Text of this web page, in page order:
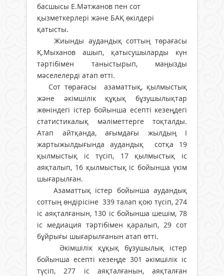
басшысы Е.Мәтжанов пен сот
қызметкерлері және БАҚ өкілдері
қатысты.
Жиынды аудандық соттың төрағасы
Қ.Мыханов ашып, қатысушыларды күн
тәртібімен таныстырып, маңызды
мәселелерді атап өтті.
Сот төрағасы азаматтық, қылмыстық
және әкімшілік құқық бұзушылықтар
жөніндегі істер бойынша есепті кезеңдегі
статистикалық мәліметтерге тоқталды.
Атап айтқанда, ағымдағы жылдың І
жартыжылдығында аудандық сотқа 19
қылмыстық іс түсіп, 17 қылмыстық іс
аяқталып, 16 қылмыстық іс бойынша үкім
шығарылған.
Азаматтық істер бойынша аудандық
соттың өндірісіне 339 талап қою түсіп, 274
іс аяқталғанын, 130 іс бойынша шешім, 78
іс медиация тәртібімен қаралып, 29 сот
бұйрығы шығарылғанын атап өтті.
Әкімшілік құқық бұзушылық істер
бойынша есепті кезеңде 301 әкімшілік іс
түсіп, 277 іс аяқталғанын, аяқталған